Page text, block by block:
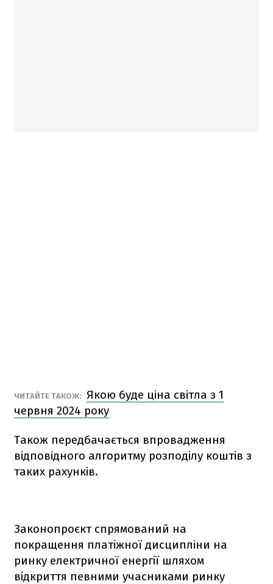
ЧИТАЙТЕ ТАКОЖ:
Якою буде ціна світла з 1
червня 2024 року
Також передбачається впровадження
відповідного алгоритму розподілу коштів з
таких рахунків.
Законопроєкт спрямований на
покращення платіжної дисципліни на
ринку електричної енергії шляхом
відкриття певними учасниками ринку